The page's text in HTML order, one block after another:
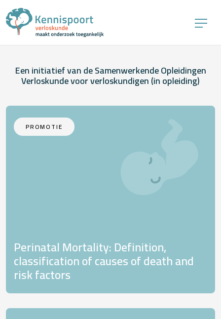
Een initiatief van de Samenwerkende Opleidingen
Verloskunde voor verloskundigen (in opleiding)
PROMOTIE
Perinatal Mortality: Definition,
classification of causes of death and
risk factors